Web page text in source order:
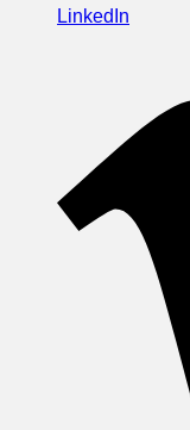
LinkedIn